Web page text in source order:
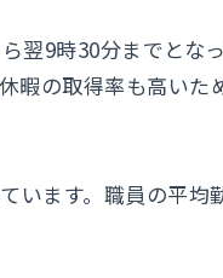
翌9時30分までとな
暇の取得率も高い
います。職員の平均